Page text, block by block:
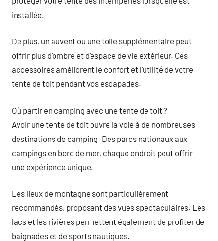
installée.
De plus, un auvent ou une toile supplémentaire peut
offrir plus d’ombre et d’espace de vie extérieur. Ces
accessoires améliorent le confort et l’utilité de votre
tente de toit pendant vos escapades.
Où partir en camping avec une tente de toit ?
Avoir une tente de toit ouvre la voie à de nombreuses
destinations de camping. Des parcs nationaux aux
campings en bord de mer, chaque endroit peut offrir
une expérience unique.
Les lieux de montagne sont particulièrement
recommandés, proposant des vues spectaculaires. Les
lacs et les rivières permettent également de profiter de
baignades et de sports nautiques.